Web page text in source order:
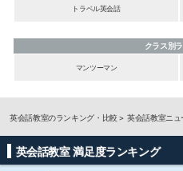
トラベル英会話
クラス別
マンツーマン
英会話教室のランキング・比較 英会話教室ニュ
英会話教室 満足度ランキング